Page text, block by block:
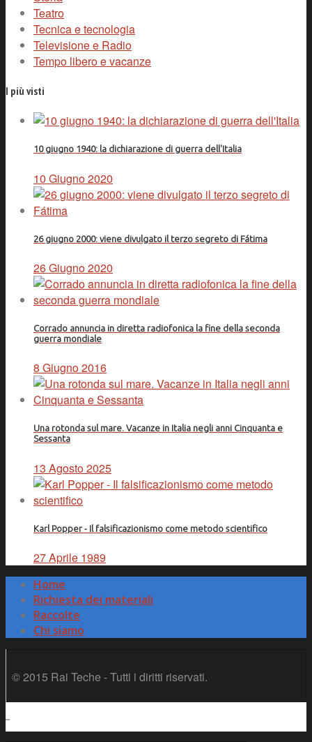
Teatro
Tecnica e tecnologia
Televisione e Radio
Tempo libero e vacanze
I più visti
10 giugno 1940: la dichiarazione di guerra dell'Italia
10 Giugno 2020
26 giugno 2000: viene divulgato il terzo segreto di Fátima
26 Giugno 2020
Corrado annuncia in diretta radiofonica la fine della seconda
guerra mondiale
8 Giugno 2016
Una rotonda sul mare. Vacanze in Italia negli anni Cinquanta e
Sessanta
13 Agosto 2025
Karl Popper - Il falsificazionismo come metodo scientifico
27 Aprile 1989
Home
Richiesta dei materiali
Raccolte
Chi siamo
© 2015 Rai Teche - Tutti i diritti riservati.